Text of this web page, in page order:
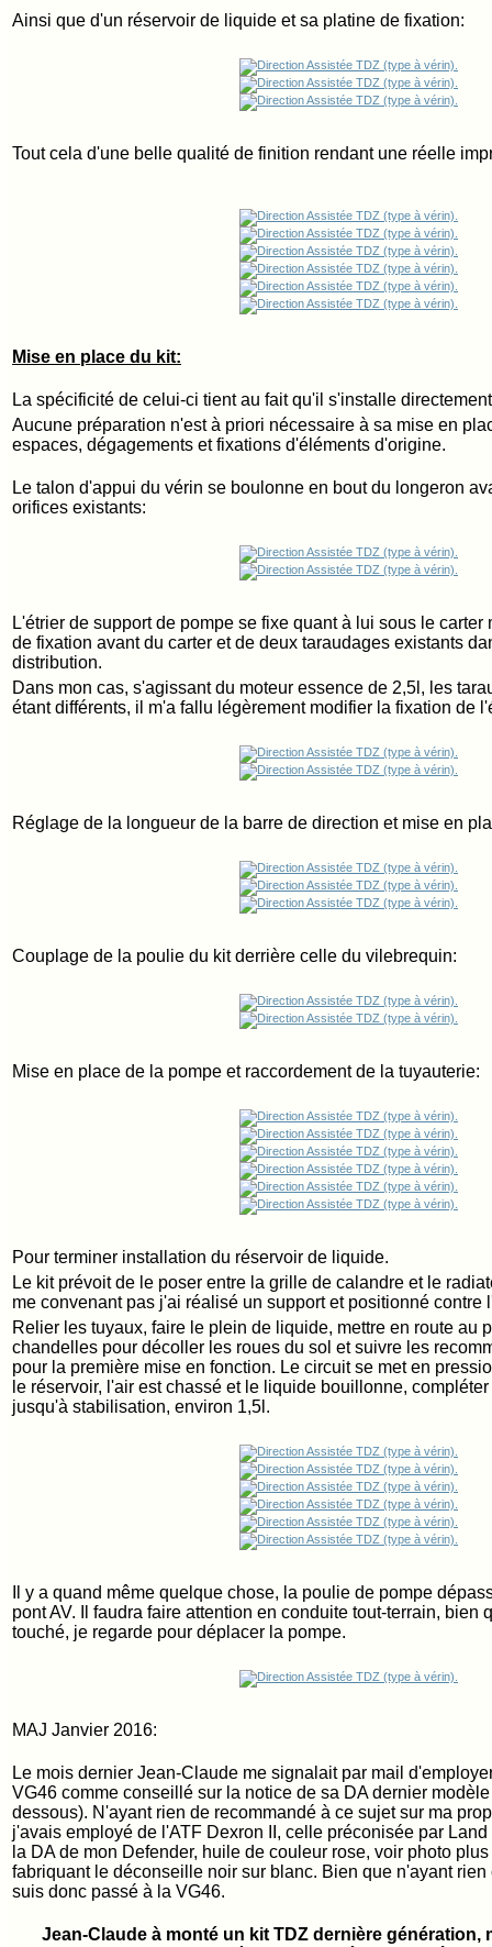
Ainsi que d'un réservoir de liquide et sa platine de fixation:
Tout cela d'une belle qualité de finition rendant une réelle
Mise en place du kit:
La spécificité de celui-ci tient au fait qu'il s'installe
Aucune préparation n'est à priori nécessaire à sa mise en
espaces, dégagements et fixations d'éléments d'origine.
Le talon d'appui du vérin se boulonne en bout du longeron
orifices existants:
L'étrier de support de pompe se fixe quant à lui sous le carter
de fixation avant du carter et de deux taraudages existants
distribution.
Dans mon cas, s'agissant du moteur essence de 2,5l, les
étant différents, il m'a fallu légèrement modifier la fixation de
Réglage de la longueur de la barre de direction et mise en
Couplage de la poulie du kit derrière celle du vilebrequin:
Mise en place de la pompe et raccordement de la tuyauterie:
Pour terminer installation du réservoir de liquide.
Le kit prévoit de le poser entre la grille de calandre et le
me convenant pas j'ai réalisé un support et positionné contre
Relier les tuyaux, faire le plein de liquide, mettre en route au
chandelles pour décoller les roues du sol et suivre les
pour la première mise en fonction. Le circuit se met en
le réservoir, l'air est chassé et le liquide bouillonne,
jusqu'à stabilisation, environ 1,5l.
Il y a quand même quelque chose, la poulie de pompe
pont AV. Il faudra faire attention en conduite tout-terrain, bien
touché, je regarde pour déplacer la pompe.
MAJ Janvier 2016:
Le mois dernier Jean-Claude me signalait par mail
VG46 comme conseillé sur la notice de sa DA dernier
dessous). N'ayant rien de recommandé à ce sujet sur ma
j'avais employé de l'ATF Dexron II, celle préconisée par
la DA de mon Defender, huile de couleur rose, voir photo
fabriquant le déconseille noir sur blanc. Bien que n'ayant
suis donc passé à la VG46.
Jean-Claude à monté un kit TDZ dernière génération,